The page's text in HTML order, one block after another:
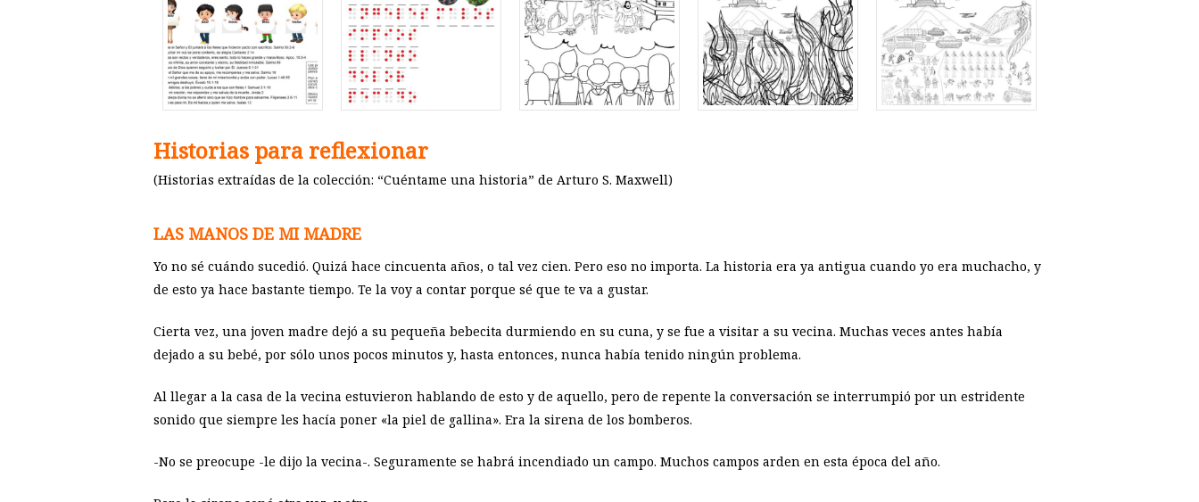
Historias para reflexionar
(Historias extraídas de la colección: “Cuéntame una historia” de Arturo S. Maxwell)
LAS MANOS DE MI MADRE
Yo no sé cuándo sucedió. Quizá hace cincuenta años, o tal vez cien. Pero eso no importa. La historia era ya antigua cuando yo era muchacho, y
de esto ya hace bastante tiempo. Te la voy a contar porque sé que te va a gustar.
Cierta vez, una joven madre dejó a su pequeña bebecita durmiendo en su cuna, y se fue a visitar a su vecina. Muchas veces antes había
dejado a su bebé, por sólo unos pocos minutos y, hasta entonces, nunca había tenido ningún problema.
Al llegar a la casa de la vecina estuvieron hablando de esto y de aquello, pero de repente la conversación se interrumpió por un estridente
sonido que siempre les hacía poner «la piel de gallina». Era la sirena de los bomberos.
-No se preocupe -le dijo la vecina-. Seguramente se habrá incendiado un campo. Muchos campos arden en esta época del año.